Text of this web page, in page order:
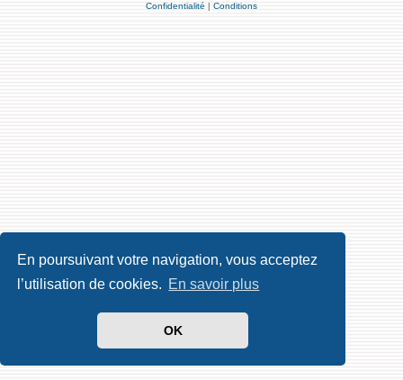
En poursuivant votre navigation, vous acceptez
l’utilisation de cookies. En savoir plus
OK
Confidentialité | Conditions